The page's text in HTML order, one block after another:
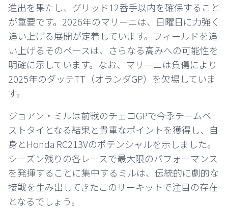
進出を果たし、グリッド12番手以内を確保すること
が重要です。2026年のマリーニは、日曜日に力強く
追い上げる展開が定着しています。フィールドを追
い上げるそのペースは、さらなる高みへの可能性を
明確に示しています。なお、マリーニは負傷により
2025年のダッチTT（オランダGP）を欠場していま
す。
ジョアン・ミルは前戦のチェコGPで今季チームベ
ストタイとなる結果と貴重なポイントを獲得し、自
身とHonda RC213Vのポテンシャルを示しました。
シーズン残りの各レースで最大限のパフォーマンス
を発揮することに集中するミルは、伝統的に劇的な
接戦を生み出してきたこのサーキットで注目の存在
となるでしょう。